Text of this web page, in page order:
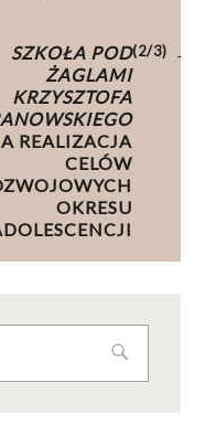
SZKOŁA POD
ŻAGLAMI
KRZYSZTOFA
A REALIZACJA
CELÓW
OKRESU
(2/3)